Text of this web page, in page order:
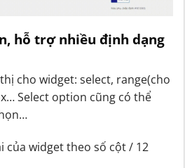
hỗ trợ nhiều định dạng
cho widget: select, range(cho
Select option cũng có thể
của widget theo số cột / 12